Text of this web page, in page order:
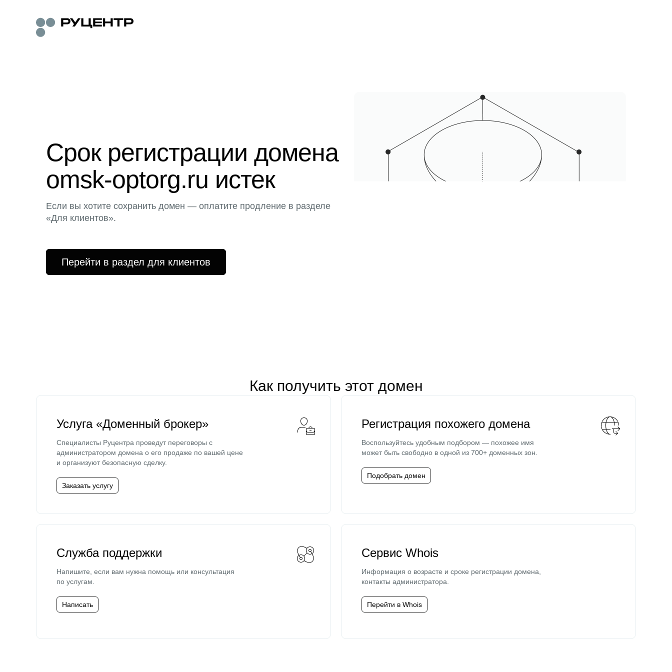
Срок регистрации домена
omsk-optorg.ru истек
Если вы хотите сохранить домен — оплатите продление в разделе
«Для клиентов».
Перейти в раздел для клиентов
Как получить этот домен
Услуга «Доменный брокер»
Специалисты Руцентра проведут переговоры с
администратором домена о его продаже по вашей цене
и организуют безопасную сделку.
Заказать услугу
Регистрация похожего домена
Воспользуйтесь удобным подбором — похожее имя
может быть свободно в одной из 700+ доменных зон.
Подобрать домен
Служба поддержки
Напишите, если вам нужна помощь или консультация
по услугам.
Написать
Сервис Whois
Информация о возрасте и сроке регистрации домена,
контакты администратора.
Перейти в Whois